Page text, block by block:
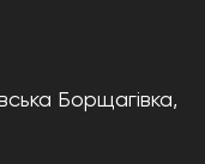
Борщагівка,